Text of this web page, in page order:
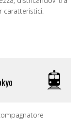
caratteristici.